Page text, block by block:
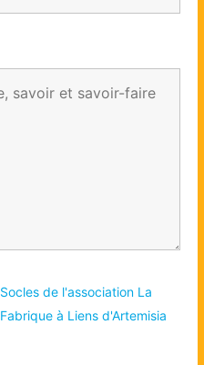
Socles de l'association La
Fabrique à Liens d'Artemisia